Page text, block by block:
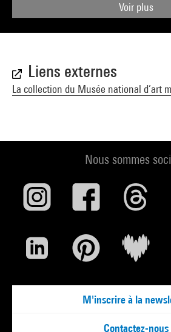
Voir plus
Liens externes
La collection du Musée national d’art
Nous sommes
M'inscrire à la
Contactez-nous